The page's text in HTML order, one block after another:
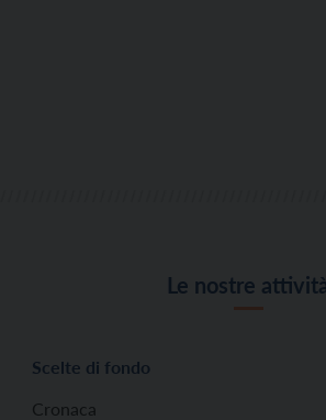
Le nostre
Scelte di fondo
Cronaca